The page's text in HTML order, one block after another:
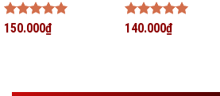
Được xếp
150.000₫
Được xếp
140.000₫